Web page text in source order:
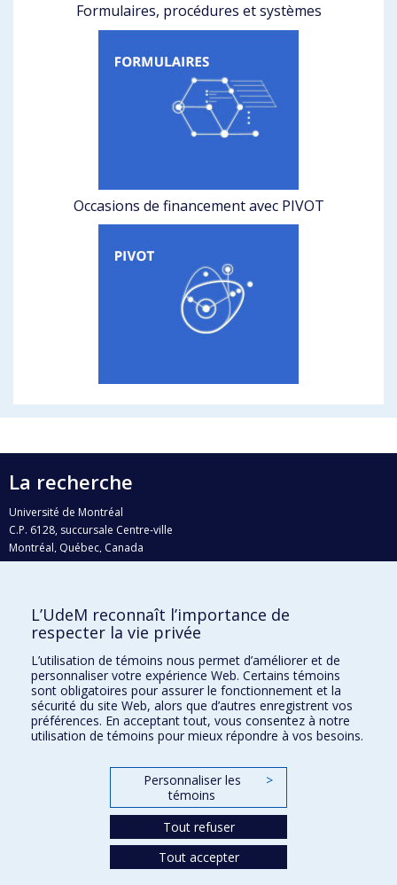
Formulaires, procédures et systèmes
Occasions de financement avec PIVOT
La recherche
Université de Montréal
C.P. 6128, succursale Centre-ville
Montréal, Québec, Canada
H3C 3J7
Qui fait quoi?
Nous trouver
Plan du site
Accessibilité
L’UdeM reconnaît l’importance de
respecter la vie privée
L’utilisation de témoins nous permet d’améliorer et de
personnaliser votre expérience Web. Certains témoins
sont obligatoires pour assurer le fonctionnement et la
sécurité du site Web, alors que d’autres enregistrent vos
préférences. En acceptant tout, vous consentez à notre
utilisation de témoins pour mieux répondre à vos besoins.
Personnaliser les
témoins
>
Tout refuser
Tout accepter